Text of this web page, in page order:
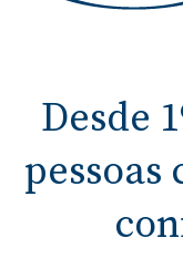
Desde
pessoas